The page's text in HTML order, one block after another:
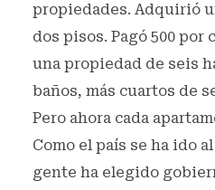
propiedades. Adquirió
dos pisos. Pagó 500 por
una propiedad de seis
baños, más cuartos de
Pero ahora cada
Como el país se ha ido
gente ha elegido